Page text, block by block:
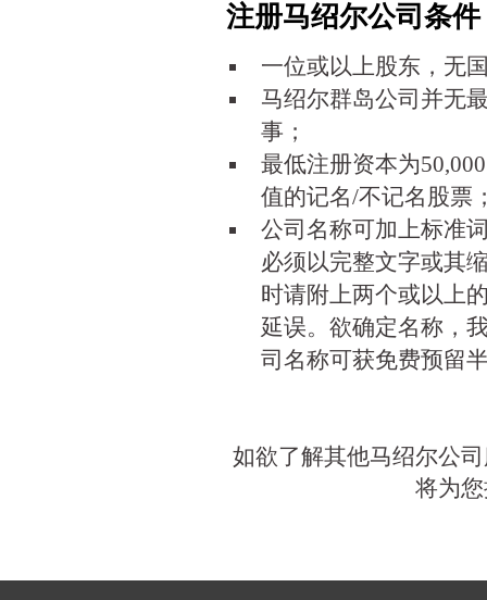
注册马绍尔公司条件
一位或以上股东，无
马绍尔群岛公司并无
事；
最低注册资本为
值的记名/不记名股票
公司名称可加上标准
必须以完整文字或其
时请附上两个或以上
延误。欲确定名称，
司名称可获免费预留
如欲了解其他马绍尔公
将为